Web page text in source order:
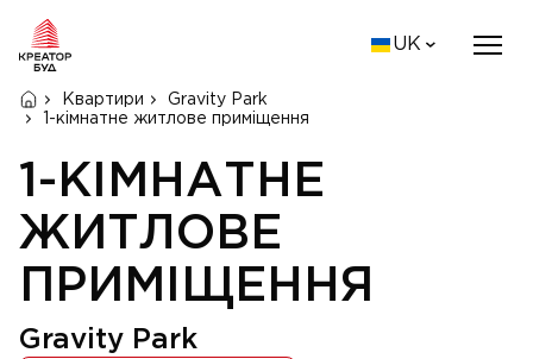
UK
Квартири
Gravity Park
1-кімнатне житлове приміщення
1-КІМНАТНЕ
ЖИТЛОВЕ
ПРИМІЩЕННЯ
Gravity Park